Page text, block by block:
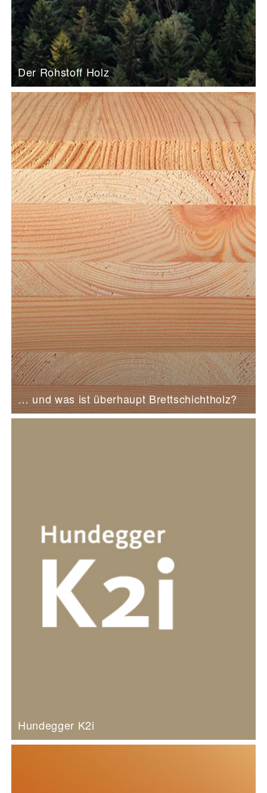
Der Rohstoff Holz
… und was ist überhaupt Brettschichtholz?
Hundegger K2i